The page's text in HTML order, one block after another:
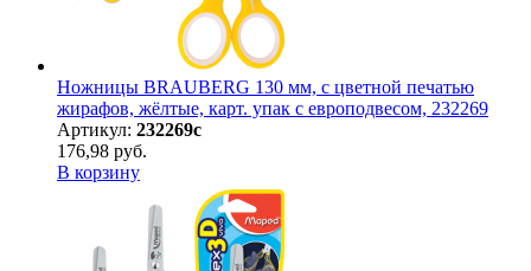
Ножницы BRAUBERG 130 мм, с цветной печатью
жирафов, жёлтые, карт. упак с европодвесом, 232269
Артикул: 232269с
176,98 руб.
В корзину